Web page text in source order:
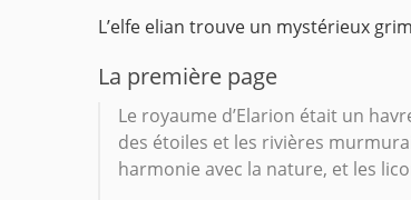
L’elfe elian trouve un mystérieux
La première page
Le royaume d’Elarion était un
des étoiles et les rivières
harmonie avec la nature, et les